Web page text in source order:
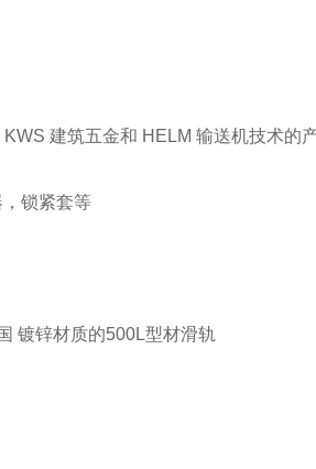
建筑五金和 HELM 输送机技术的
锁紧套等